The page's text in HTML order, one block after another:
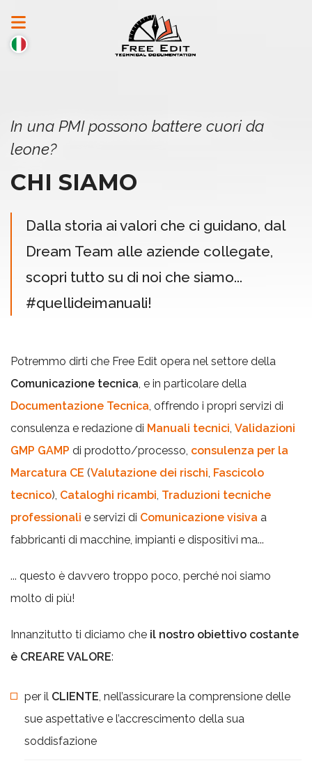
In una PMI possono battere cuori da
leone?
CHI SIAMO
Dalla storia ai valori che ci guidano, dal
Dream Team alle aziende collegate,
scopri tutto su di noi che siamo...
#quellideimanuali!
Potremmo dirti che Free Edit opera nel settore della
Comunicazione tecnica, e in particolare della
Documentazione Tecnica, offrendo i propri servizi di
consulenza e redazione di Manuali tecnici, Validazioni
GMP GAMP di prodotto/processo, consulenza per la
Marcatura CE (Valutazione dei rischi, Fascicolo
tecnico), Cataloghi ricambi, Traduzioni tecniche
professionali e servizi di Comunicazione visiva a
fabbricanti di macchine, impianti e dispositivi ma...
... questo è davvero troppo poco, perché noi siamo
molto di più!
Innanzitutto ti diciamo che il nostro obiettivo costante
è CREARE VALORE:
per il CLIENTE, nell’assicurare la comprensione delle
sue aspettative e l’accrescimento della sua
soddisfazione